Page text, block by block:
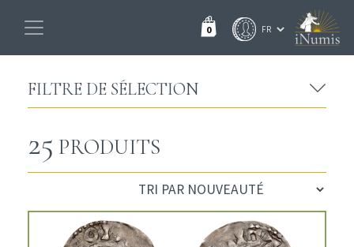
0
FILTRE DE SÉLECTION
25 PRODUITS